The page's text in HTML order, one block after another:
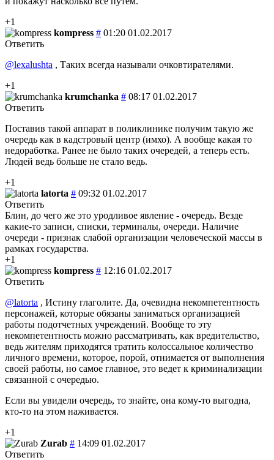
+1
kompress # 01:20 01.02.2017
Ответить
@lexalushta , Таких всегда называли очковтирателями.
+1
krumchanka # 08:17 01.02.2017
Ответить
Поставив такой аппарат в поликлинике получим такую же
очередь как в кадстровый центр (имхо). А вообще какая то
недоработка. Ранее не было таких очередей, а теперь есть.
Людей ведь больше не стало ведь.
+1
latorta # 09:32 01.02.2017
Ответить
Блин, до чего же это уродливое явление - очередь. Везде
какие-то записи, списки, терминалы, очереди. Наличие
очереди - признак слабой организации человеческой массы в
рамках государства.
+1
kompress # 12:16 01.02.2017
Ответить
@latorta , Истину глаголите. Да, очевидна некомпетентность
персонажей, которые обязаны заниматься организацией
работы подотчетных учреждений. Вообще то эту
некомпетентность можно рассматривать, как вредительство,
ведь жителям приходятся тратить колоссальное количество
личного времени, которое, порой, отнимается от выполнения
своей работы, но самое главное, это ведет к криминализации
связанной с очередью.
Если вы увидели очередь, то знайте, она кому-то выгодна,
кто-то на этом наживается.
+1
Zurab # 14:09 01.02.2017
Ответить